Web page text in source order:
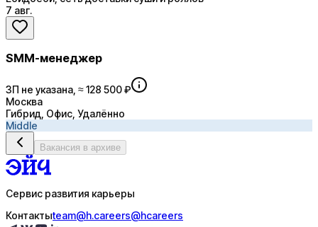
7 авг.
SMM-менеджер
ЗП не указана, ≈ 128 500 ₽
Москва
Гибрид, Офис, Удалённо
Middle
Вакансия в архиве
Сервис развития карьеры
Контактыteam@h.careers@hcareers